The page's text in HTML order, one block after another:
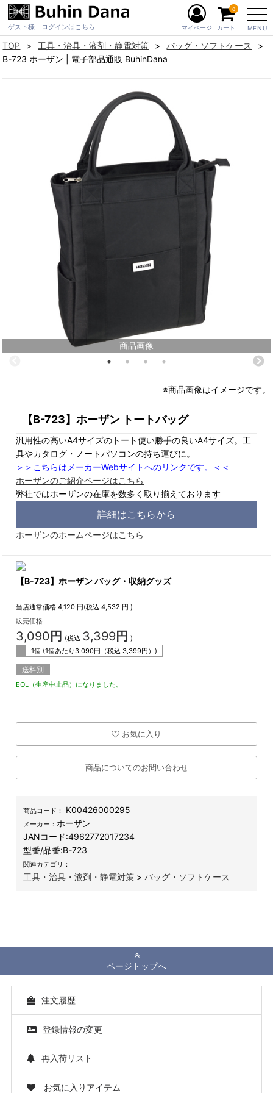
ゲスト様 ログインはこちら MENU
マイページ カート
0
TOP 工具・治具・液剤・静電対策
バッグ・ソフトケース
B-723 ホーザン | 電子部品通販 BuhinDana
商品画像
※商品画像はイメージです。
【B-723】ホーザン トートバッグ
汎用性の高いA4サイズのトート使い勝手の良いA4サイズ。工
具やカタログ・ノートパソコンの持ち運びに。
＞＞こちらはメーカーWebサイトへのリンクです。＜＜
ホーザンのご紹介ページはこちら
弊社ではホーザンの在庫を数多く取り揃えております
詳細はこちらから
ホーザンのホームページはこちら
【B-723】ホーザン バッグ・収納グッズ
当店通常価格 4,120 円(税込4,532 円 )
販売価格
3,090 円 (税込 3,399円 )
1個 (1個あたり 3,090円（税込 3,399円）)
送料別
EOL（生産中止品）になりました。
お気に入り
商品についてのお問い合わせ
商品コード： K00426000295
メーカー：ホーザン
JANコード:4962772017234
型番/品番:B-723
関連カテゴリ：
工具・治具・液剤・静電対策 >バッグ・ソフトケース
ページトップへ
注文履歴
登録情報の変更
再入荷リスト
お気に入りアイテム